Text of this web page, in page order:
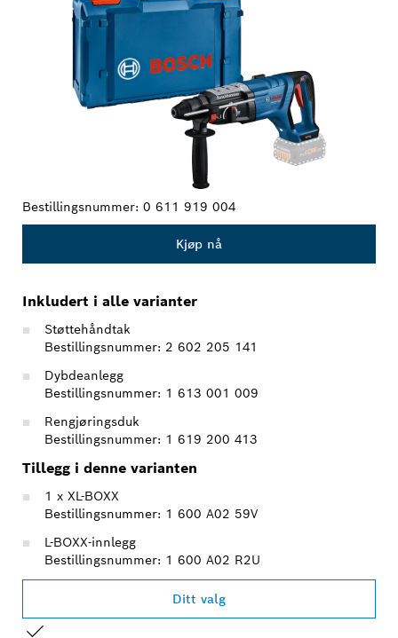
Bestillingsnummer: 0 611 919 004
Kjøp nå
Inkludert i alle varianter
Støttehåndtak
Bestillingsnummer: 2 602 205 141
Dybdeanlegg
Bestillingsnummer: 1 613 001 009
Rengjøringsduk
Bestillingsnummer: 1 619 200 413
Tillegg i denne varianten
1 x XL-BOXX
Bestillingsnummer: 1 600 A02 59V
L-BOXX-innlegg
Bestillingsnummer: 1 600 A02 R2U
Ditt valg